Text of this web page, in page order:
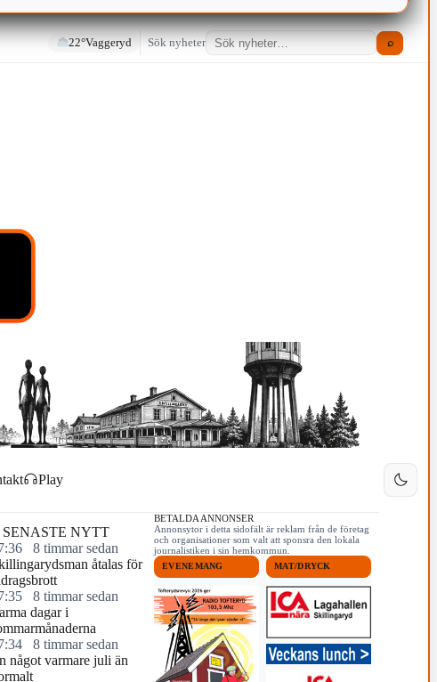
22°Vaggeryd Sök nyheter ⌕
Play
SENASTE NYTT
8 timmar sedan
åtalas för
8 timmar sedan
dagar i
8 timmar sedan
något varmare juli än
BETALDA ANNONSER
Annonsytor i detta sidofält är reklam från de företag
och organisationer som valt att sponsra den lokala
journalistiken i sin hemkommun.
EVENEMANG MAT/DRYCK